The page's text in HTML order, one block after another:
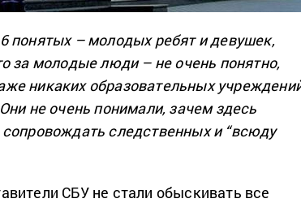
понятых – молодых ребят и девушек,
за молодые люди – не очень понятно,
никаких образовательных
не очень понимали, зачем здесь
следственных и “всюду
СБУ не стали обыскивать все